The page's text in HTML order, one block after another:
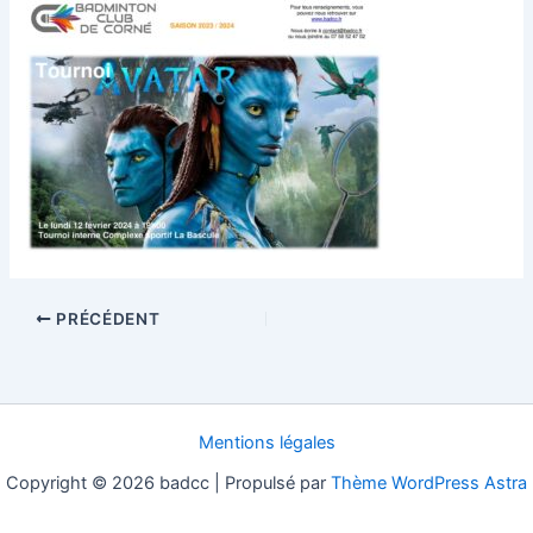
PRÉCÉDENT
Mentions légales
Copyright © 2026 badcc | Propulsé par Thème WordPress Astra